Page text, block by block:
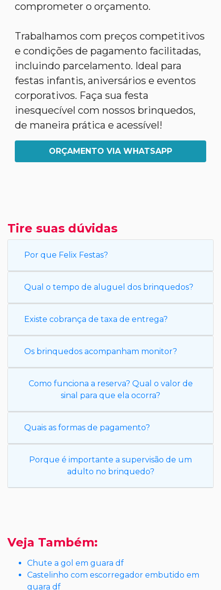
comprometer o orçamento.
Trabalhamos com preços competitivos
e condições de pagamento facilitadas,
incluindo parcelamento. Ideal para
festas infantis, aniversários e eventos
corporativos. Faça sua festa
inesquecível com nossos brinquedos,
de maneira prática e acessível!
ORÇAMENTO VIA WHATSAPP
Tire suas dúvidas
Por que Felix Festas?
Qual o tempo de aluguel dos brinquedos?
Existe cobrança de taxa de entrega?
Os brinquedos acompanham monitor?
Como funciona a reserva? Qual o valor de
sinal para que ela ocorra?
Quais as formas de pagamento?
Porque é importante a supervisão de um
adulto no brinquedo?
Veja Também:
Chute a gol em guara df
Castelinho com escorregador embutido em
guara df